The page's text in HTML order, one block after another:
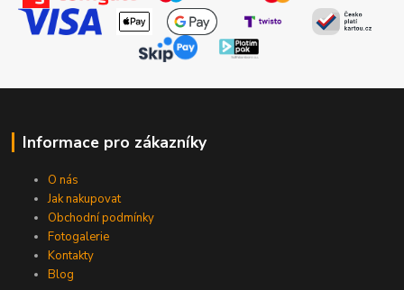
Informace pro zákazníky
O nás
Jak nakupovat
Obchodní podmínky
Fotogalerie
Kontakty
Blog